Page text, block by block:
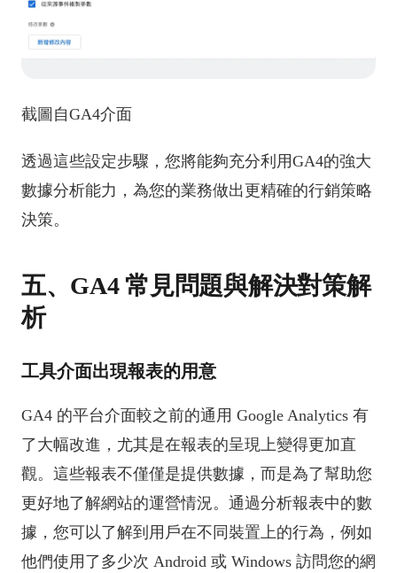
截圖自GA4介面
透過這些設定步驟，您將能夠充分利用GA4的強大
數據分析能力，為您的業務做出更精確的行銷策略
決策。
五、GA4 常見問題與解決對策解
析
工具介面出現報表的用意
GA4 的平台介面較之前的通用 Google Analytics 有
了大幅改進，尤其是在報表的呈現上變得更加直
觀。這些報表不僅僅是提供數據，而是為了幫助您
更好地了解網站的運營情況。通過分析報表中的數
據，您可以了解到用戶在不同裝置上的行為，例如
他們使用了多少次 Android 或 Windows 訪問您的網